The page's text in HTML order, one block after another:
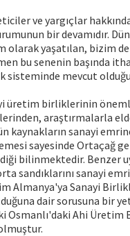
ve yargıçlar
bir devamıdır.
olarak yaşatılan, bizim
bu senenin başında
sisteminde mevcut
üretim birliklerinin
araştırmalarla
kaynakların sanayi
sayesinde Ortaçağ
bilinmektedir. Benzer
sandıklarını sanayi
Almanya'ya Sanayi
dair sorusuna bir
Osmanlı'daki Ahi